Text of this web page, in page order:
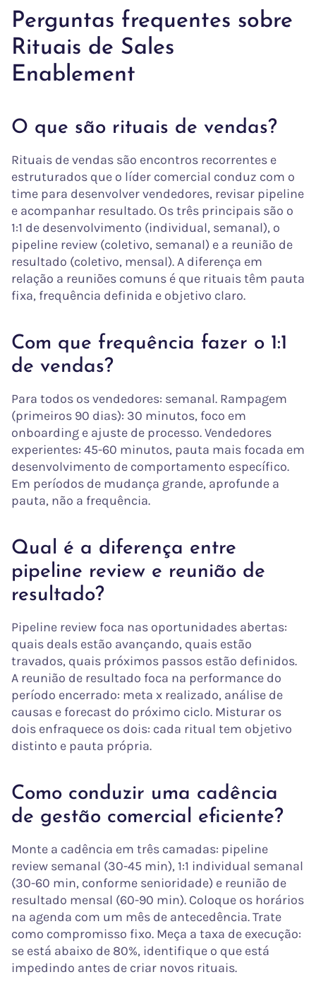
Perguntas frequentes sobre
Rituais de Sales
Enablement
O que são rituais de vendas?
Rituais de vendas são encontros recorrentes e
estruturados que o líder comercial conduz com o
time para desenvolver vendedores, revisar pipeline
e acompanhar resultado. Os três principais são o
1:1 de desenvolvimento (individual, semanal), o
pipeline review (coletivo, semanal) e a reunião de
resultado (coletivo, mensal). A diferença em
relação a reuniões comuns é que rituais têm pauta
fixa, frequência definida e objetivo claro.
Com que frequência fazer o 1:1
de vendas?
Para todos os vendedores: semanal. Rampagem
(primeiros 90 dias): 30 minutos, foco em
onboarding e ajuste de processo. Vendedores
experientes: 45-60 minutos, pauta mais focada em
desenvolvimento de comportamento específico.
Em períodos de mudança grande, aprofunde a
pauta, não a frequência.
Qual é a diferença entre
pipeline review e reunião de
resultado?
Pipeline review foca nas oportunidades abertas:
quais deals estão avançando, quais estão
travados, quais próximos passos estão definidos.
A reunião de resultado foca na performance do
período encerrado: meta x realizado, análise de
causas e forecast do próximo ciclo. Misturar os
dois enfraquece os dois: cada ritual tem objetivo
distinto e pauta própria.
Como conduzir uma cadência
de gestão comercial eficiente?
Monte a cadência em três camadas: pipeline
review semanal (30-45 min), 1:1 individual semanal
(30-60 min, conforme senioridade) e reunião de
resultado mensal (60-90 min). Coloque os horários
na agenda com um mês de antecedência. Trate
como compromisso fixo. Meça a taxa de execução:
se está abaixo de 80%, identifique o que está
impedindo antes de criar novos rituais.